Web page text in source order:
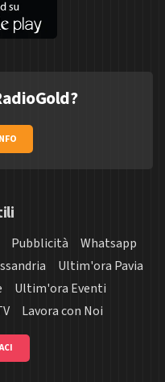
Pubblicità
Whatsapp
Ultim'ora Pavia
Ultim'ora Eventi
Lavora con Noi